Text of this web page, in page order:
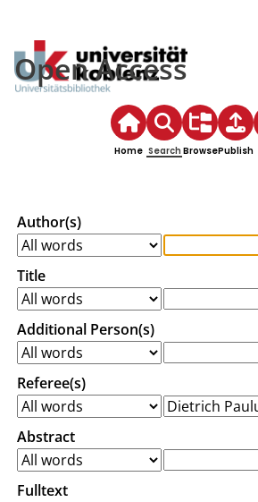
Open Access
Home Search BrowsePublish
Author(s)
Title
Additional Person(s)
Referee(s)
Abstract
Fulltext